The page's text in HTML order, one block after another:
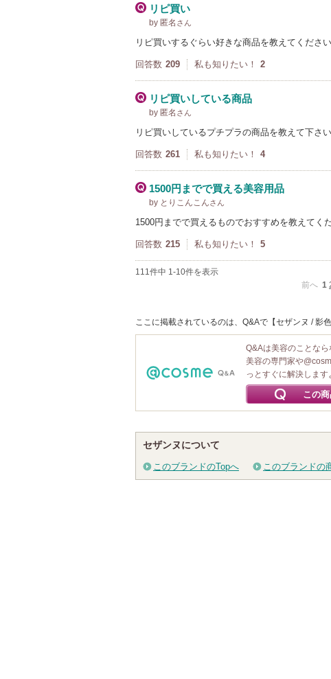
リピ買い
by 匿名 さん
リピ買いするぐらい好きな商品を教えてくださ
回答数 209 私も知りたい！ 2
リピ買いしている商品
by 匿名 さん
リピ買いしているプチプラの商品を教えて下さい
回答数 261 私も知りたい！ 4
1500円までで買える美容用品
by とりこんこんさん
1500円までで買えるものでおすすめを教えて
回答数 215 私も知りたい！ 5
111件中 1-10件を表示
前へ 1
ここに掲載されているのは、Q&Aで【セザンヌ / 影
Q&Aは美容のことな
美容の専門家や
っとすぐに解決します
この
セザンヌについて
このブランドのTopへ このブランドの